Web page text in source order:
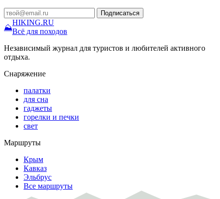
Подписаться
⛰
HIKING.RU
Всё для походов
Независимый журнал для туристов и любителей активного
отдыха.
Снаряжение
палатки
для сна
гаджеты
горелки и печки
свет
Маршруты
Крым
Кавказ
Эльбрус
Все маршруты